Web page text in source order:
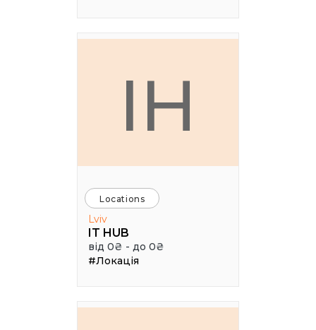
IH
Locations
Lviv
IT HUB
від 0₴ - до 0₴
#Локація